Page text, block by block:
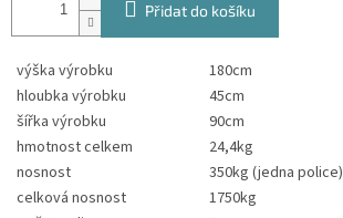
Přidat do košíku
výška výrobku
180cm
hloubka výrobku
45cm
šířka výrobku
90cm
hmotnost celkem
24,4kg
nosnost
350kg (jedna police)
celková nosnost
1750kg